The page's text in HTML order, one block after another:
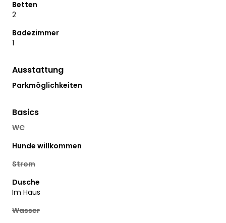
Betten
2
Badezimmer
1
Ausstattung
Parkmöglichkeiten
Basics
WC
Hunde willkommen
Strom
Dusche
Im Haus
Wasser